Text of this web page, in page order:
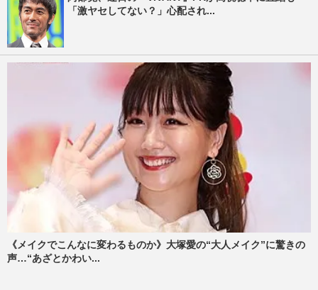
「激ヤセしてない？」心配され...
《メイクでこんなに変わるものか》大塚愛の“大人メイク”に驚きの
声…“あざとかわい...